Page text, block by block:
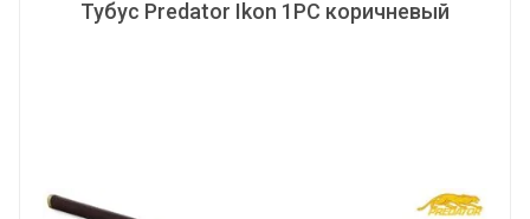
Тубус Predator Ikon 1PC коричневый